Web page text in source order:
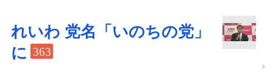
れいわ 党名「いのちの党」
に 363